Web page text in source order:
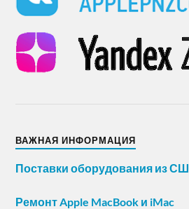
ВАЖНАЯ ИНФОРМАЦИЯ
Поставки оборудования из
Ремонт Apple MacBook и iMac